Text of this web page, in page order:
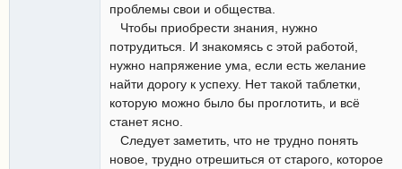
проблемы свои и общества.
Чтобы приобрести знания, нужно
потрудиться. И знакомясь с этой работой,
нужно напряжение ума, если есть желание
найти дорогу к успеху. Нет такой таблетки,
которую можно было бы проглотить, и всё
станет ясно.
Следует заметить, что не трудно понять
новое, трудно отрешиться от старого, которое